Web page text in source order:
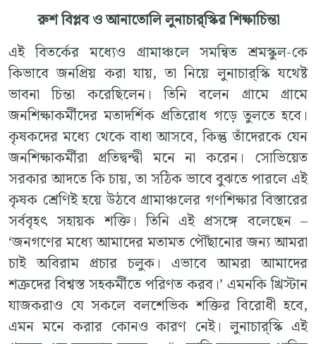
রুশ বিপ্লব ও আনাতোলি লুনাচার্‌স্কির শিক্ষাচিন্তা
এই বিতর্কের মধ্যেও গ্রামাঞ্চলে সমন্বিত শ্রমস্কুল-কে
কিভাবে জনপ্রিয় করা যায়, তা নিয়ে লুনাচার্‌স্কি যথেষ্ট
ভাবনা চিন্তা করেছিলেন। তিনি বলেন গ্রামে গ্রামে
জনশিক্ষাকর্মীদের মতাদর্শিক প্রতিরোধ গড়ে তুলতে হবে।
কৃষকদের মধ্যে থেকে বাধা আসবে, কিন্তু তাঁদেরকে যেন
জনশিক্ষাকর্মীরা প্রতিদ্বন্দ্বী মনে না করেন। সোভিয়েত
সরকার আদতে কি চায়, তা সঠিক ভাবে বুঝতে পারলে এই
কৃষক শ্রেণিই হয়ে উঠবে গ্রামাঞ্চলের গণশিক্ষার বিস্তারের
সর্ববৃহৎ সহায়ক শক্তি। তিনি এই প্রসঙ্গে বলেছেন –
‘জনগণের মধ্যে আমাদের মতামত পৌঁছানোর জন্য আমরা
চাই অবিরাম প্রচার চলুক। এভাবে আমরা আমাদের
শত্রুদের বিশ্বস্ত সহকর্মীতে পরিণত করব।’ এমনকি খ্রিস্টান
যাজকরাও যে সকলে বলশেভিক শক্তির বিরোধী হবে,
এমন মনে করার কোনও কারণ নেই। লুনাচার্‌স্কি এই